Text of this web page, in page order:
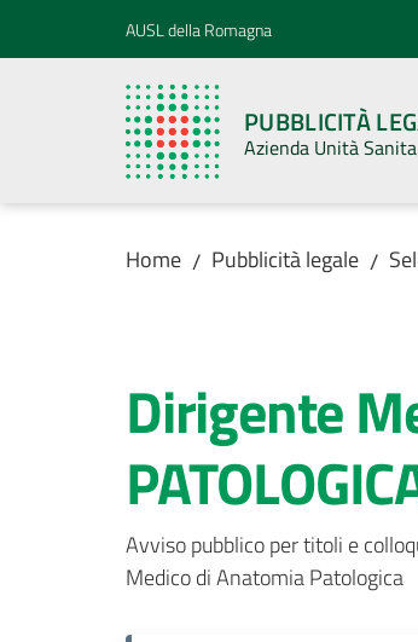
Vai al contenuto
Vai alla navigazioneAUSL della Romagna
PUBBLICITÀ
Azienda Unità
Home / Pubblicità legale /
Dirigente
Avviso pubblico per titoli e
Medico di Anatomia Patologica